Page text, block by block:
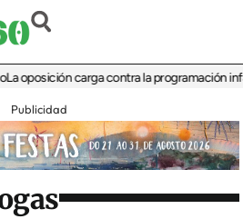
carga contra la programación infantil
Publicidad